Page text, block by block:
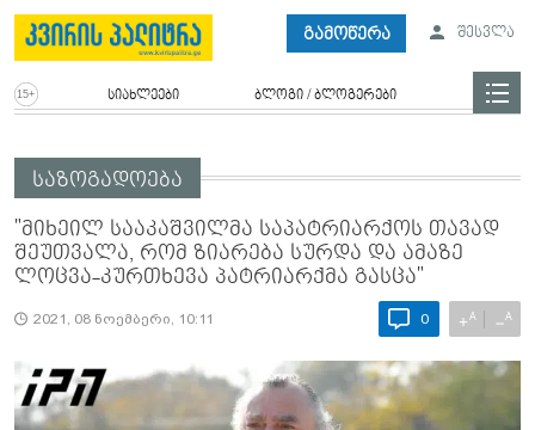
გამოწერა შესვლა
სიახლეები ბლოგი / ბლოგერები
საზოგადოება
"მიხეილ სააკაშვილმა საპატრიარქოს თავად
შეუთვალა, რომ ზიარება სურდა და ამაზე
ლოცვა-კურთხევა პატრიარქმა გასცა"
2021, 08 ნოემბერი, 10:11 0 +A −A